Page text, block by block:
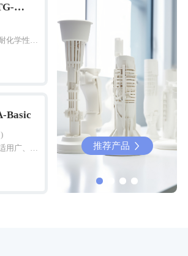
化学性
印成型
Basic
用广、易
 推荐产品 